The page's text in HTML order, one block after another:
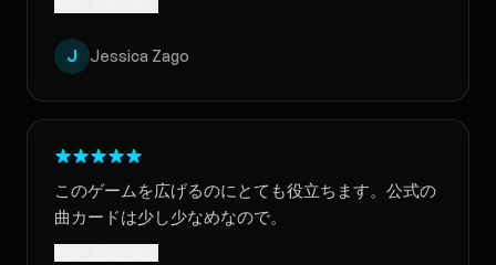
J Jessica Zago
このゲームを広げるのにとても役立ちます。公式の
曲カードは少し少なめなので。